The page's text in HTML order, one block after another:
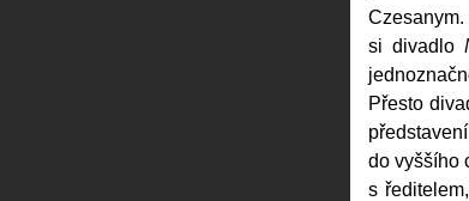
si divadlo
Přesto
do vyššího
s